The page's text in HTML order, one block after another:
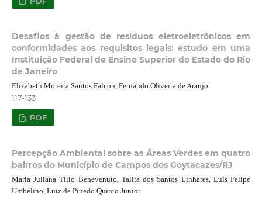
Desafios à gestão de resíduos eletroeletrônicos em
conformidades aos requisitos legais: estudo em uma
Instituição Federal de Ensino Superior do Estado do Rio
de Janeiro
Elizabeth Moreira Santos Falcon, Fernando Oliveira de Araujo
117-133
PDF
Percepção Ambiental sobre as Áreas Verdes em quatro
bairros do Município de Campos dos Goytacazes/RJ
Maria Juliana Tilio Benevenuto, Talita dos Santos Linhares, Luis Felipe
Umbelino, Luiz de Pinedo Quinto Junior